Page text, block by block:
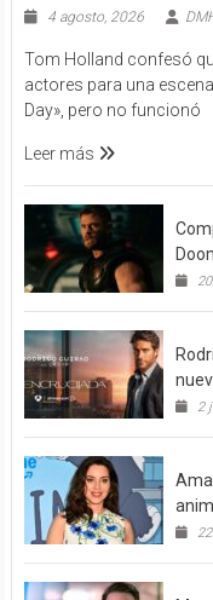
4 agosto, 2026
Tom Holland confesó
actores para una
Day», pero no funcionó
Leer más
2